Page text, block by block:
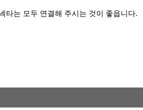
타는 모두 연결해 주시는 것이 좋읍니다.